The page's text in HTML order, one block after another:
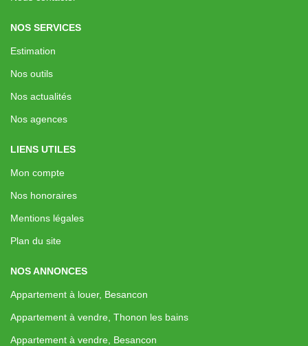
NOS SERVICES
Estimation
Nos outils
Nos actualités
Nos agences
LIENS UTILES
Mon compte
Nos honoraires
Mentions légales
Plan du site
NOS ANNONCES
Appartement à louer, Besancon
Appartement à vendre, Thonon les bains
Appartement à vendre, Besancon